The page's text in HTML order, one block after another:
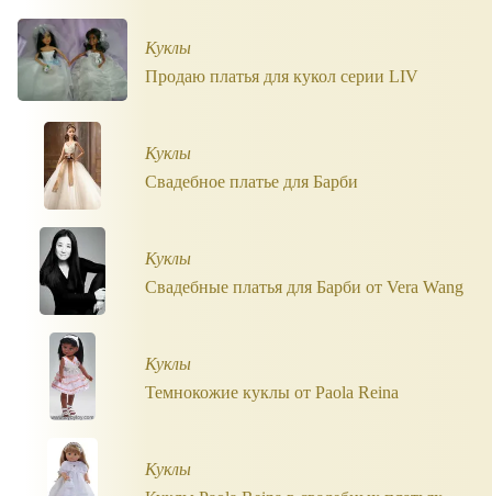
Куклы
Продаю платья для кукол серии LIV
Куклы
Свадебное платье для Барби
Куклы
Свадебные платья для Барби от Vera Wang
Куклы
Темнокожие куклы от Paola Reina
Куклы